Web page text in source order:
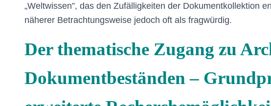
„Weltwissen”, das den Zufälligkeiten der Dokumentkollektion
näherer Betrachtungsweise jedoch oft als fragwürdig.
Der thematische Zugang zu
Dokumentbeständen –